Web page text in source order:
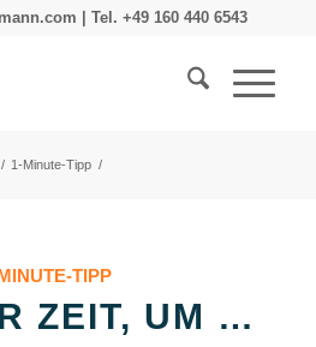
| Tel. +49 160 440 6543
/ 1-Minute-Tipp /
TIPP
ZEIT, UM …